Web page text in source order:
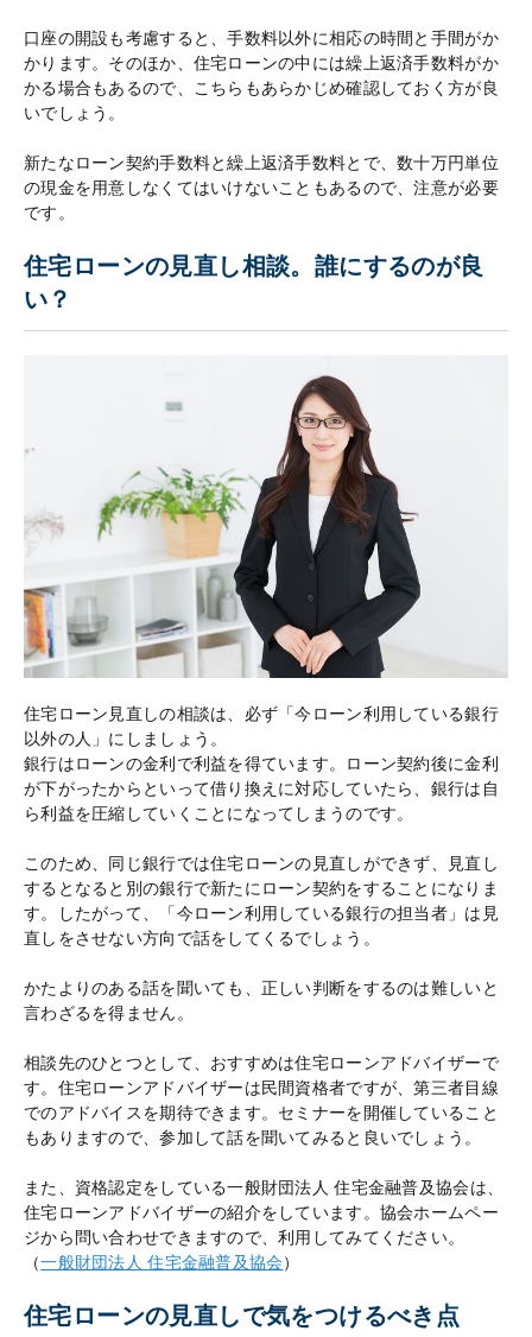
口座の開設も考慮すると、手数料以外に相応の時間と手間がか
かります。そのほか、住宅ローンの中には繰上返済手数料がか
かる場合もあるので、こちらもあらかじめ確認しておく方が良
いでしょう。
新たなローン契約手数料と繰上返済手数料とで、数十万円単位
の現金を用意しなくてはいけないこともあるので、注意が必要
です。
住宅ローンの見直し相談。誰にするのが良
い？
住宅ローン見直しの相談は、必ず「今ローン利用している銀行
以外の人」にしましょう。
銀行はローンの金利で利益を得ています。ローン契約後に金利
が下がったからといって借り換えに対応していたら、銀行は自
ら利益を圧縮していくことになってしまうのです。
このため、同じ銀行では住宅ローンの見直しができず、見直し
するとなると別の銀行で新たにローン契約をすることになりま
す。したがって、「今ローン利用している銀行の担当者」は見
直しをさせない方向で話をしてくるでしょう。
かたよりのある話を聞いても、正しい判断をするのは難しいと
言わざるを得ません。
相談先のひとつとして、おすすめは住宅ローンアドバイザーで
す。住宅ローンアドバイザーは民間資格者ですが、第三者目線
でのアドバイスを期待できます。セミナーを開催していること
もありますので、参加して話を聞いてみると良いでしょう。
また、資格認定をしている一般財団法人 住宅金融普及協会は、
住宅ローンアドバイザーの紹介をしています。協会ホームペー
ジから問い合わせできますので、利用してみてください。
（一般財団法人 住宅金融普及協会）
住宅ローンの見直しで気をつけるべき点